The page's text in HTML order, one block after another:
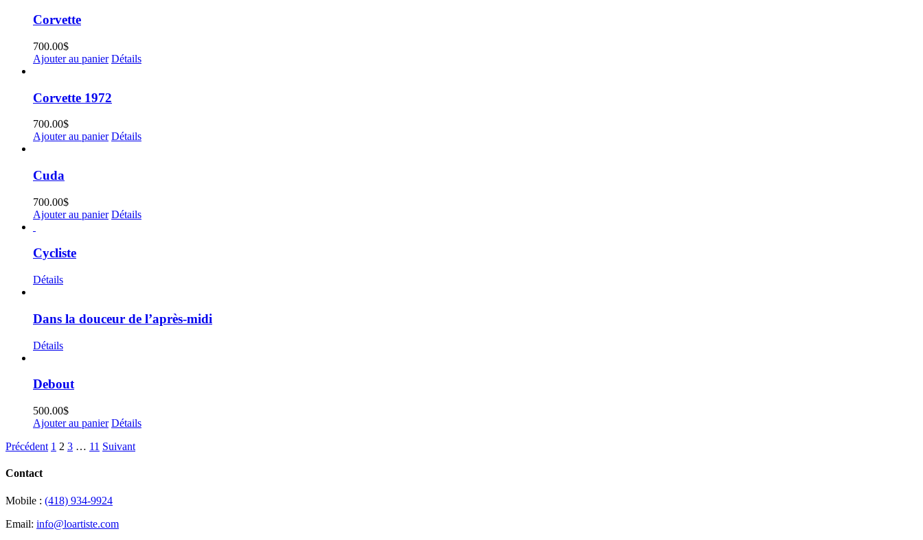
Corvette
700.00$
Ajouter au panier Détails
Corvette 1972
700.00$
Ajouter au panier Détails
Cuda
700.00$
Ajouter au panier Détails
Cycliste
Détails
Dans la douceur de l’après-midi
Détails
Debout
500.00$
Ajouter au panier Détails
Précédent 1 2 3 … 11 Suivant
Contact
Mobile : (418) 934-9924
Email: info@loartiste.com